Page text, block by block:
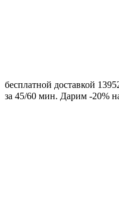
бесплатной доставкой
за 45/60 мин. Дарим -20%